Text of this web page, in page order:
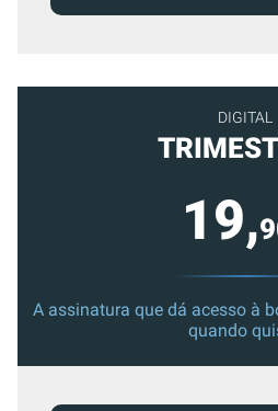
DIGITAL
19,
A assinatura que dá acesso à
quando